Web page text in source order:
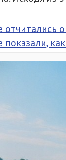
отчитались
показали,